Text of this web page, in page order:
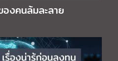
งคนล้มละลาย